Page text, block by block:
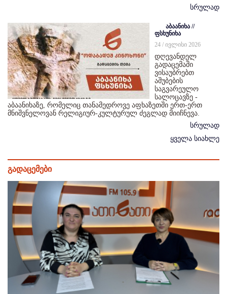
სრულად
აბაანიხა //
ფსხუნიხა
24 / ივლისი 2026
დღევანდელ
გადაცემაში
ვისაუბრებთ
აშუბების
საგვარეულო
სალოცავზე -
აბაანიხაზე, რომელიც თანამედროვე აფხაზეთში ერთ-ერთ
მნიშვნელოვან რელიგიურ-კულტურულ ძეგლად მიიჩნევა.
სრულად
ყველა სიახლე
გადაცემები